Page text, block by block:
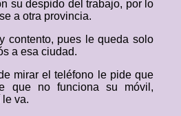
su despido del trabajo, por lo
a otra provincia.
contento, pues le queda solo
a esa ciudad.
mirar el teléfono le pide que
que no funciona su móvil,
va.